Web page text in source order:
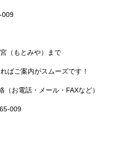
009
（もとみや）まで
ばご案内がスムーズです！
お電話・メール・FAXなど）
009